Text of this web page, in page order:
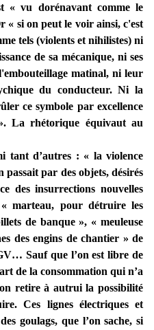
dorénavant comme le
« si on peut le voir ainsi, c'est
tels (violents et nihilistes) ni
de sa mécanique, ni ses
matinal, ni leur
du conducteur. Ni la
ce symbole par excellence
La rhétorique équivaut au
d’autres : « la violence
passait par des objets, désirés
des insurrections nouvelles
marteau, pour détruire les
de banque », « meuleuse
des engins de chantier » de
Sauf que l’on est libre de
de la consommation qui n’a
retire à autrui la possibilité
Ces lignes électriques et
goulags, que l’on sache, si